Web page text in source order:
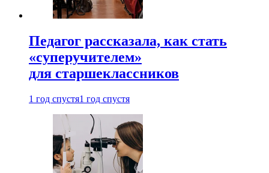
Педагог рассказала, как стать
«суперучителем»
для старшеклассников
1 год спустя1 год спустя